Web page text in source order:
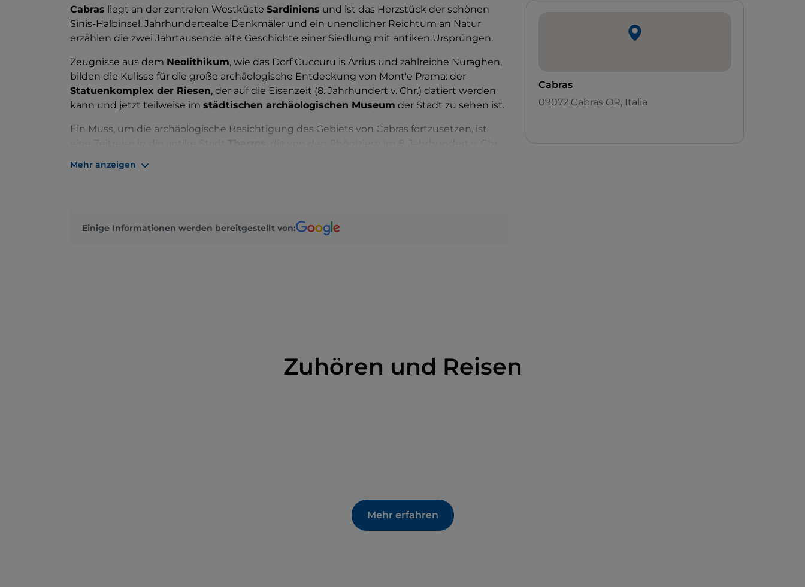
Cabras liegt an der zentralen Westküste Sardiniens und ist das Herzstück der schönen
Sinis-Halbinsel. Jahrhundertealte Denkmäler und ein unendlicher Reichtum an Natur
erzählen die zwei Jahrtausende alte Geschichte einer Siedlung mit antiken Ursprüngen.
Zeugnisse aus dem Neolithikum, wie das Dorf Cuccuru is Arrius und zahlreiche Nuraghen,
bilden die Kulisse für die große archäologische Entdeckung von Mont'e Prama: der
Statuenkomplex der Riesen, der auf die Eisenzeit (8. Jahrhundert v. Chr.) datiert werden
kann und jetzt teilweise im städtischen archäologischen Museum der Stadt zu sehen ist.
Ein Muss, um die archäologische Besichtigung des Gebiets von Cabras fortzusetzen, ist
später eine
Stränden und Fischteichen, ist Cabras der ideale Ort für einen Urlaub im Zeichen der Natur
Mehr anzeigen
Einige Informationen werden bereitgestellt von:
Cabras
09072 Cabras OR, Italia
Zuhören und Reisen
Mehr erfahren